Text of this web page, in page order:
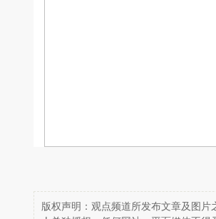
版权声明：观点频道所发布文章及图